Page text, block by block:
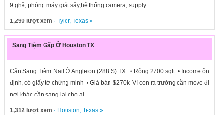
9 ghế, phòng máy giặt sấy,hệ thống camera, supply...
1,290 lượt xem · Tyler, Texas»
Sang Tiệm Gấp Ở Houston TX
Cần Sang Tiệm Nail Ở Angleton (288 S) TX. • Rộng 2700 sqft • Income ổn
định, có giấy tờ chứng minh • Giá bán $270k Vì con ra trường cần move đi
nơi khác cần sang lại cho ai...
1,312 lượt xem · Houston, Texas»